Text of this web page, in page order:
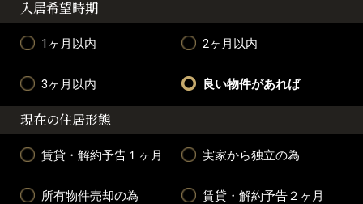
入居希望時期
1ヶ月以内 2ヶ月以内
3ヶ月以内 良い物件があれば
現在の住居形態
賃貸・解約予告１ヶ月 実家から独立の為
所有物件売却の為 賃貸・解約予告２ヶ月